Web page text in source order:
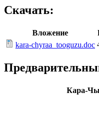
Скачать:
Вложение
kara-chyraa_tooguzu.doc
Кара-